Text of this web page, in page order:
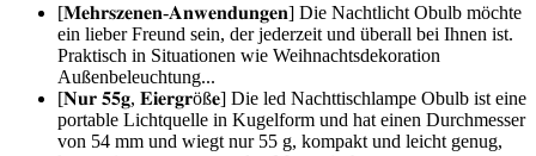
[𝐌𝐞𝐡𝐫𝐬𝐳𝐞𝐧𝐞𝐧-𝐀𝐧𝐰𝐞𝐧𝐝𝐮𝐧𝐠𝐞𝐧] Die Nachtlicht Obulb möchte
ein lieber Freund sein, der jederzeit und überall bei Ihnen ist.
Praktisch in Situationen wie Weihnachtsdekoration
Außenbeleuchtung...
[𝐍𝐮𝐫 𝟓𝟓𝐠, 𝐄𝐢𝐞𝐫𝐠𝐫öß𝐞] Die led Nachttischlampe Obulb ist eine
portable Lichtquelle in Kugelform und hat einen Durchmesser
von 54 mm und wiegt nur 55 g, kompakt und leicht genug,